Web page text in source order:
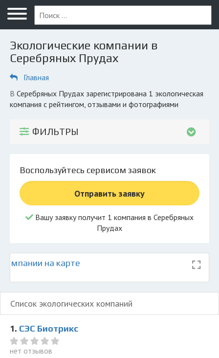
Меню
Главная
Вопрос юристу
Обеззараживание
Личный кабинет
Экологические компании в
Серебряных Прудах
Главная
в Серебряных Прудах зарегистрирована 1 экологическая
компания с рейтингом, отзывами и фотографиями
ФИЛЬТРЫ
Воспользуйтесь сервисом заявок
Отправить заявку
Вашу заявку получит 1 компания в Серебряных
Прудах
на карте
Список экологических компаний
1. СЭС Биотрикс
нет отзывов